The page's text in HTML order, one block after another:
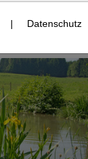
| Datenschutz